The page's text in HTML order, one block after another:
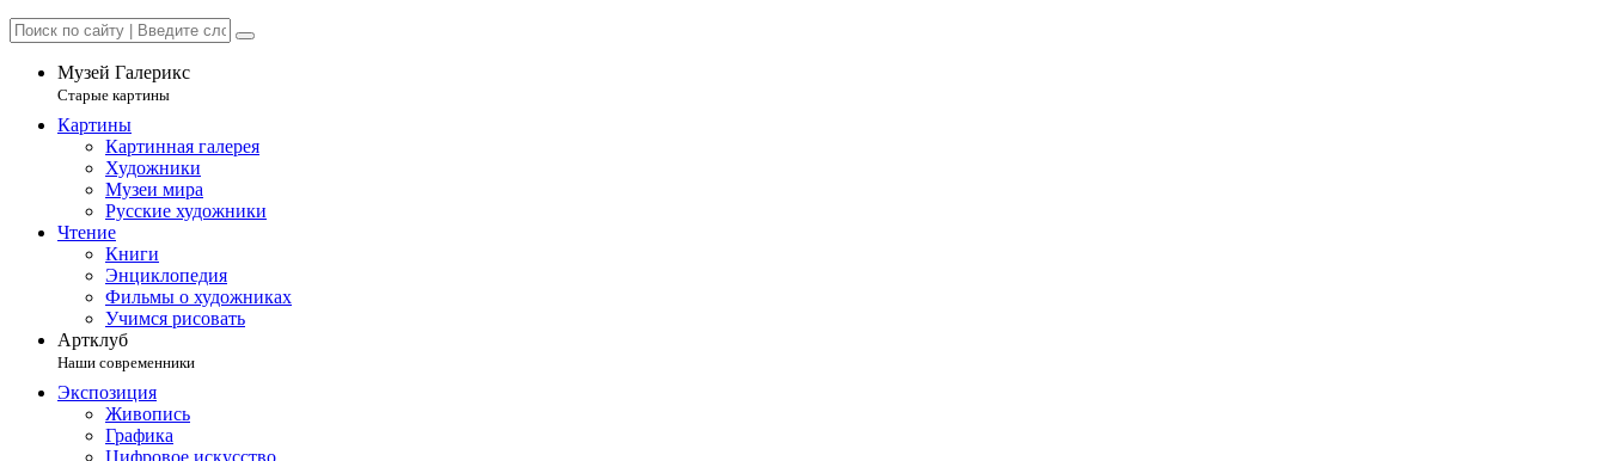
Музей Галерикс
Старые картины
Картины
Картинная галерея
Художники
Музеи мира
Русские художники
Чтение
Книги
Энциклопедия
Фильмы о художниках
Учимся рисовать
Артклуб
Наши современники
Экспозиция
Живопись
Графика
Цифровое искусство